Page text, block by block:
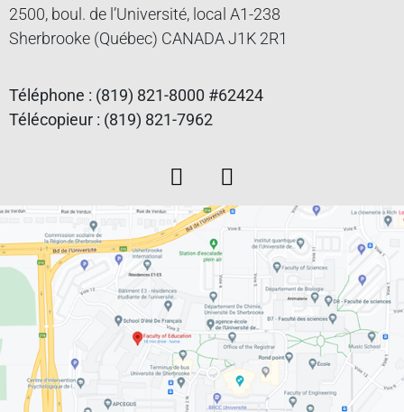
2500, boul. de l’Université, local A1-238
Sherbrooke (Québec) CANADA J1K 2R1
Téléphone : (819) 821-8000 #62424
Télécopieur : (819) 821-7962